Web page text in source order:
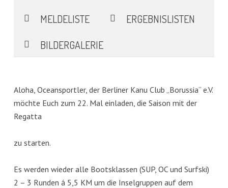
MELDELISTE
ERGEBNISLISTEN
BILDERGALERIE
Aloha, Oceansportler, der Berliner Kanu Club „Borussia“ e.V.
möchte Euch zum 22. Mal einladen, die Saison mit der
Regatta
zu starten.
Es werden wieder alle Bootsklassen (SUP, OC und Surfski)
2 – 3 Runden á 5,5 KM um die Inselgruppen auf dem